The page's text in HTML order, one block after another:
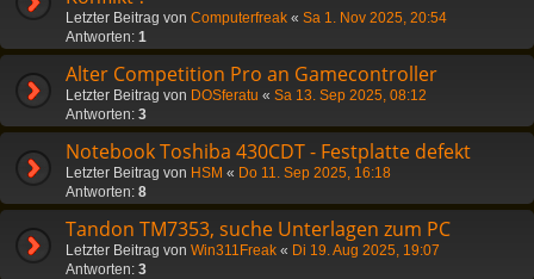
Letzter Beitrag von Computerfreak « Sa 1. Nov 2025, 20:54
Antworten: 1
Alter Competition Pro an Gamecontroller
Letzter Beitrag von DOSferatu « Sa 13. Sep 2025, 08:12
Antworten: 3
Notebook Toshiba 430CDT - Festplatte defekt
Letzter Beitrag von HSM « Do 11. Sep 2025, 16:18
Antworten: 8
Tandon TM7353, suche Unterlagen zum PC
Letzter Beitrag von Win311Freak « Di 19. Aug 2025, 19:07
Antworten: 3